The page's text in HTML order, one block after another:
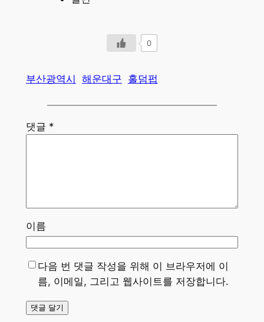
0
부산광역시 해운대구 홀덤펍
댓글 *
이름
다음 번 댓글 작성을 위해 이 브라우저에 이
름, 이메일, 그리고 웹사이트를 저장합니다.